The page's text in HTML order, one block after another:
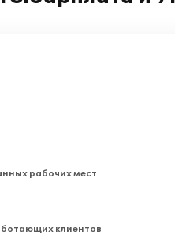
рабочих мест
клиентов